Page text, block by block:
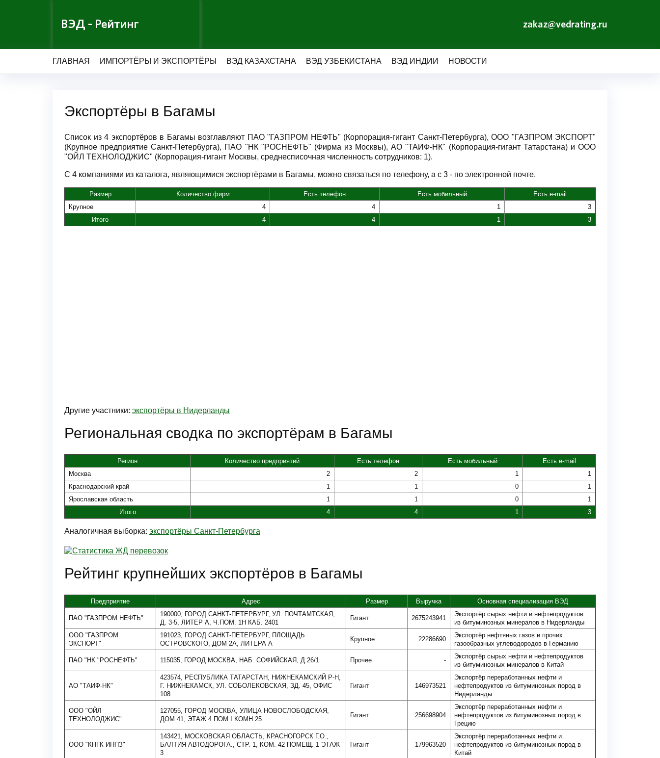
ВЭД - Рейтинг zakaz@vedrating.ru
ГЛАВНАЯ ИМПОРТЁРЫ И ЭКСПОРТЁРЫ ВЭД КАЗАХСТАНА ВЭД УЗБЕКИСТАНА ВЭД ИНДИИ НОВОСТИ
Экспортёры в Багамы
Список из 4 экспортёров в Багамы возглавляют ПАО "ГАЗПРОМ НЕФТЬ" (Корпорация-гигант Санкт-Петербурга), ООО "ГАЗПРОМ ЭКСПОРТ"
(Крупное предприятие Санкт-Петербурга), ПАО "НК "РОСНЕФТЬ" (Фирма из Москвы), АО "ТАИФ-НК" (Корпорация-гигант Татарстана) и ООО
"ОЙЛ ТЕХНОЛОДЖИС" (Корпорация-гигант Москвы, среднесписочная численность сотрудников: 1).
С 4 компаниями из каталога, являющимися экспортёрами в Багамы, можно связаться по телефону, а с 3 - по электронной почте.
Размер Количество фирм Есть телефон Есть мобильный
Есть e-mail
Крупное
4 4 1
3
Итого
4 4 1 3
Другие участники: экспортёры в Нидерланды
Региональная сводка по экспортёрам в Багамы
Регион Количество предприятий Есть телефон Есть мобильный
Есть e-mail
Москва
2 2 1
1
Краснодарский край
1 1 0
1
Ярославская область
1 1 0
1
Итого
4 4 1 3
Аналогичная выборка: экспортёры Санкт-Петербурга
Рейтинг крупнейших экспортёров в Багамы
Предприятие Адрес Размер Выручка Основная специализация ВЭД
ПАО "ГАЗПРОМ НЕФТЬ"
190000, ГОРОД САНКТ-ПЕТЕРБУРГ, УЛ. ПОЧТАМТСКАЯ,
Д. 3-5, ЛИТЕР А, Ч.ПОМ. 1Н КАБ. 2401
Гигант 2675243941
Экспортёр сырых нефти и нефтепродуктов
из битуминозных минералов в Нидерланды
ООО "ГАЗПРОМ
ЭКСПОРТ"
191023, ГОРОД САНКТ-ПЕТЕРБУРГ, ПЛОЩАДЬ
ОСТРОВСКОГО, ДОМ 2А, ЛИТЕРА А
Крупное 22286690
Экспортёр нефтяных газов и прочих
газообразных углеводородов в Германию
ПАО "НК "РОСНЕФТЬ" 115035, ГОРОД МОСКВА, НАБ. СОФИЙСКАЯ, Д.26/1 Прочее -
Экспортёр сырых нефти и нефтепродуктов
из битуминозных минералов в Китай
АО "ТАИФ-НК"
423574, РЕСПУБЛИКА ТАТАРСТАН, НИЖНЕКАМСКИЙ Р-Н,
Г. НИЖНЕКАМСК, УЛ. СОБОЛЕКОВСКАЯ, ЗД. 45, ОФИС
108
Гигант 146973521
Экспортёр переработанных нефти и
нефтепродуктов из битуминозных пород в
Нидерланды
ООО "ОЙЛ
ТЕХНОЛОДЖИС"
127055, ГОРОД МОСКВА, УЛИЦА НОВОСЛОБОДСКАЯ,
ДОМ 41, ЭТАЖ 4 ПОМ I КОМН 25
Гигант 256698904
Экспортёр переработанных нефти и
нефтепродуктов из битуминозных пород в
Грецию
ООО "КНГК-ИНПЗ"
143421, МОСКОВСКАЯ ОБЛАСТЬ, КРАСНОГОРСК Г.О.,
БАЛТИЯ АВТОДОРОГА., СТР. 1, КОМ. 42 ПОМЕЩ. 1 ЭТАЖ
3
Гигант 179963520
Экспортёр переработанных нефти и
нефтепродуктов из битуминозных пород в
Китай